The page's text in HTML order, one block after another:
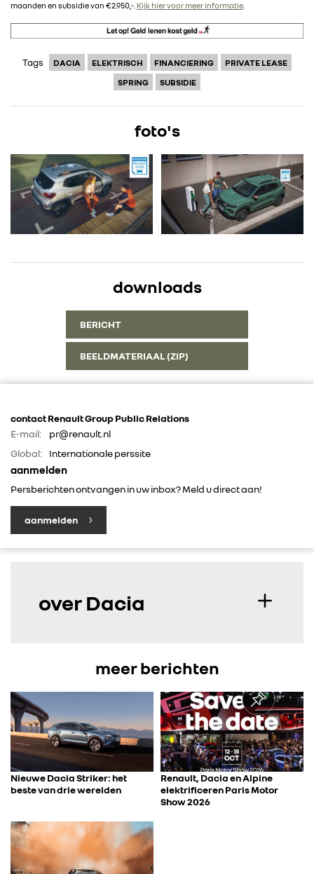
maanden en subsidie van €2.950,-. Kijk hier voor meer informatie
Tags DACIA ELEKTRISCH FINANCIERING
PRIVATE LEASE
SPRING
SUBSIDIE
foto's
downloads
BERICHT
BEELDMATERIAAL (ZIP)
contact Renault Group Public Relations
E-mail:
pr@renault.nl
Global:
Internationale perssite
aanmelden
Persberichten ontvangen in uw inbox? Meld u direct aan!
aanmelden
over Dacia
meer berichten
Nieuwe Dacia Striker: het
beste van drie werelden
Renault, Dacia en Alpine
elektrificeren Paris Motor
Show 2026